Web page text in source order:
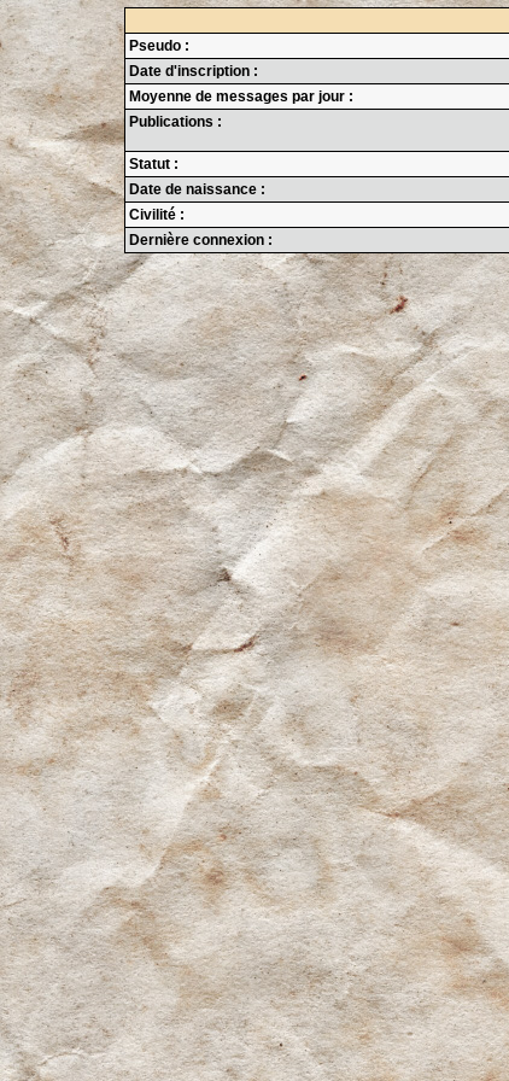
Pseudo :
Date d'inscription :
Moyenne de messages par jour :
Publications :
Statut :
Date de naissance :
Civilité :
Dernière connexion :